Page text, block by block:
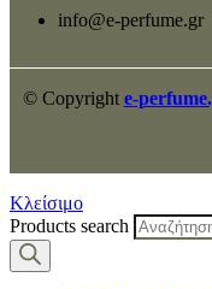
info@e-perfume.gr
© Copyright e-
Κλείσιμο
Products search